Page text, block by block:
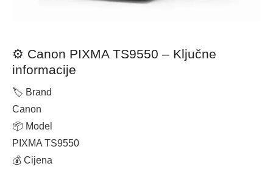
⚙️ Canon PIXMA TS9550 – Ključne
informacije
🏷 Brand
Canon
📦 Model
PIXMA TS9550
💰 Cijena